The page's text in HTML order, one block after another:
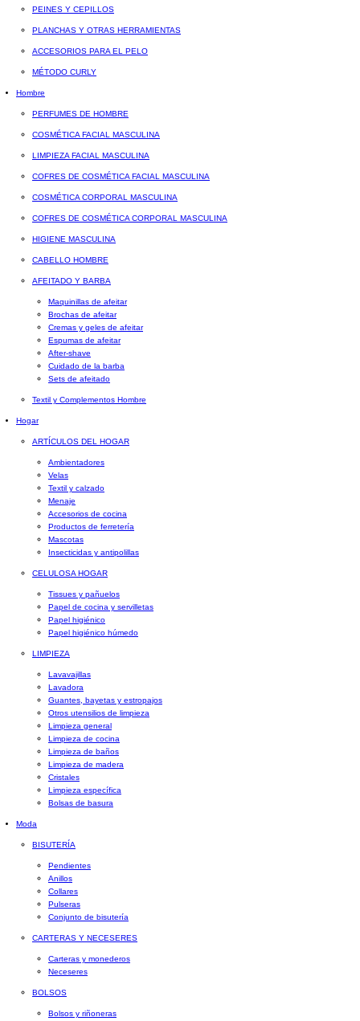
PEINES Y CEPILLOS
PLANCHAS Y OTRAS HERRAMIENTAS
ACCESORIOS PARA EL PELO
MÉTODO CURLY
Hombre
PERFUMES DE HOMBRE
COSMÉTICA FACIAL MASCULINA
LIMPIEZA FACIAL MASCULINA
COFRES DE COSMÉTICA FACIAL MASCULINA
COSMÉTICA CORPORAL MASCULINA
COFRES DE COSMÉTICA CORPORAL MASCULINA
HIGIENE MASCULINA
CABELLO HOMBRE
AFEITADO Y BARBA
Maquinillas de afeitar
Brochas de afeitar
Cremas y geles de afeitar
Espumas de afeitar
After-shave
Cuidado de la barba
Sets de afeitado
Textil y Complementos Hombre
Hogar
ARTÍCULOS DEL HOGAR
Ambientadores
Velas
Textil y calzado
Menaje
Accesorios de cocina
Productos de ferretería
Mascotas
Insecticidas y antipolillas
CELULOSA HOGAR
Tissues y pañuelos
Papel de cocina y servilletas
Papel higiénico
Papel higiénico húmedo
LIMPIEZA
Lavavajillas
Lavadora
Guantes, bayetas y estropajos
Otros utensilios de limpieza
Limpieza general
Limpieza de cocina
Limpieza de baños
Limpieza de madera
Cristales
Limpieza específica
Bolsas de basura
Moda
BISUTERÍA
Pendientes
Anillos
Collares
Pulseras
Conjunto de bisutería
CARTERAS Y NECESERES
Carteras y monederos
Neceseres
BOLSOS
Bolsos y riñoneras